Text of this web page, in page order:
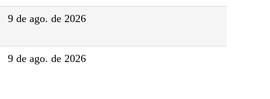
9 de ago. de 2026
9 de ago. de 2026